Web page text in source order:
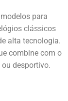
para
clássicos
alta tecnologia.
combine com o
desportivo.